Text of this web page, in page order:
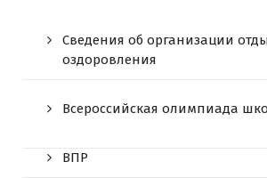
Сведения об организации
оздоровления
Всероссийская олимпиада
ВПР